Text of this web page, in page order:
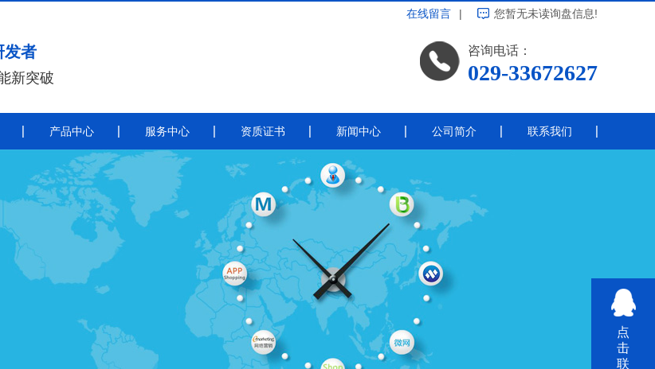
在线留言 | 您暂无未读询盘信息!
发者
新突破
咨询电话：
029-33672627
产品中心
带电喷涂
带电喷涂防污闪涂料
导线绝缘
秦平电力导线绝缘涂料施工
服务中心 资质证书 新闻中心
公司新闻
常见问题
热点资讯
其他
公司简介 联系我们
点
击
联